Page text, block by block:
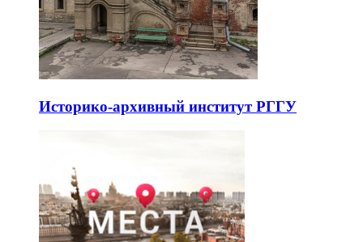
Историко-архивный институт РГГУ